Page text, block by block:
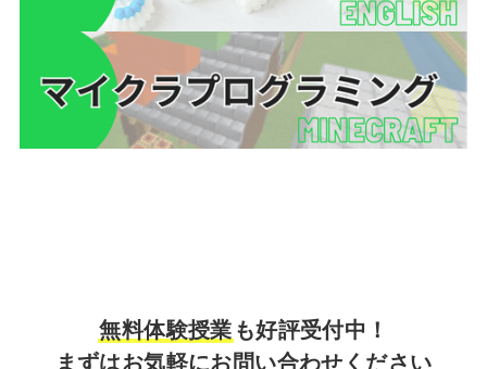
無料体験授業 も好評受付中！
まずはお気軽にお問い合わせください